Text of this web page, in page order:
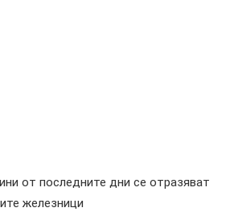
от последните дни се отразяват
железници